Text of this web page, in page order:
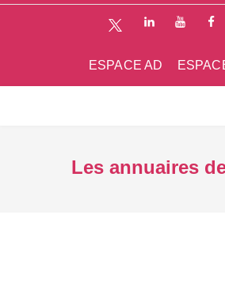
ESPACE AD
Les annuaires